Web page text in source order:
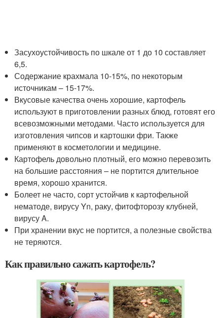
Засухоустойчивость по шкале от 1 до 10 составляет
6,5.
Содержание крахмала 10-15%, по некоторым
источникам – 15-17%.
Вкусовые качества очень хорошие, картофель
используют в приготовлении разных блюд, готовят его
всевозможными методами. Часто используется для
изготовления чипсов и картошки фри. Также
применяют в косметологии и медицине.
Картофель довольно плотный, его можно перевозить
на большие расстояния – не портится длительное
время, хорошо хранится.
Болеет не часто, сорт устойчив к картофельной
нематоде, вирусу Yn, раку, фитофторозу клубней,
вирусу A.
При хранении вкус не портится, а полезные свойства
не теряются.
Как правильно сажать картофель?